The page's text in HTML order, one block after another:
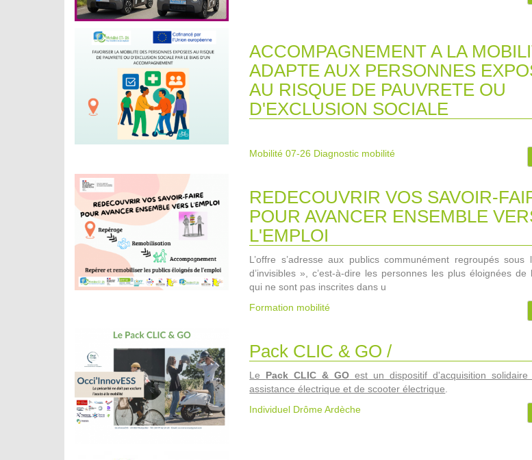
ACCOMPAGNEMENT A LA
ADAPTE AUX PERSONNES
AU RISQUE DE PAUVRETE OU
D'EXCLUSION SOCIALE
Mobilité 07-26 Diagnostic mobilité
REDECOUVRIR VOS SAVOIR-
POUR AVANCER ENSEMBLE
L'EMPLOI
L’offre s’adresse aux publics communément regroupés
d’invisibles », c’est-à-dire les personnes les plus éloignées de
qui ne sont pas inscrites dans u
Formation mobilité
Pack CLIC & GO /
Le Pack CLIC & GO est un dispositif d'acquisition
assistance électrique et de scooter électrique
Individuel Drôme Ardèche